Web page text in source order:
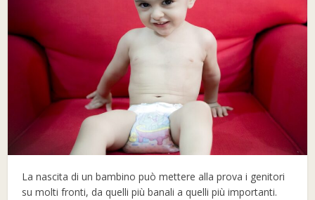
La nascita di un bambino può mettere alla prova i genitori
su molti fronti, da quelli più banali a quelli più importanti.